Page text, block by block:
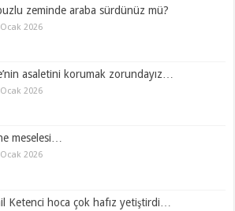
zeminde araba sürdünüz mü?
2026
asaletini korumak zorundayız…
2026
meselesi…
2026
Ketenci hoca çok hafız yetiştirdi…